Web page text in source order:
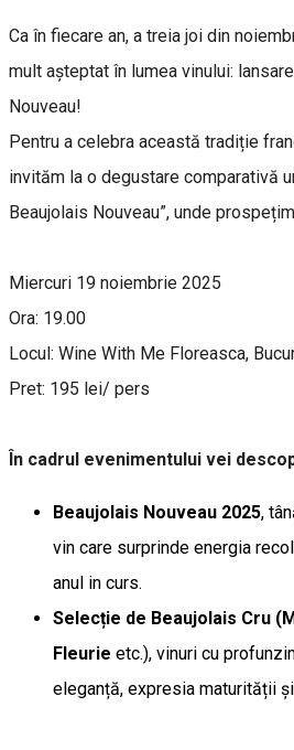
Ca în fiecare an, a treia joi din
mult așteptat în lumea vinului:
Nouveau!
Pentru a celebra această tradiție
invităm la o degustare comparativă
Beaujolais Nouveau”, unde
Miercuri 19 noiembrie 2025
Ora: 19.00
Locul: Wine With Me Floreasca,
Pret: 195 lei/ pers
În cadrul evenimentului vei
Beaujolais Nouveau 2025,
vin care surprinde energia
anul in curs.
Selecție de Beaujolais Cru
Fleurie etc.), vinuri cu
eleganță, expresia maturității